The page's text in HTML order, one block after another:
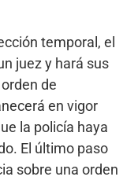
temporal, el
juez y hará sus
de
en vigor
la policía haya
El último paso
sobre una orden